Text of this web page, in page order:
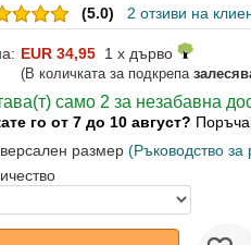
(5.0) 2 отзиви на
EUR 34,95 1 x дърво
(В количката за подкрепа
само 2 за незабавна
го от 7 до 10 август?
размер (Ръководство за